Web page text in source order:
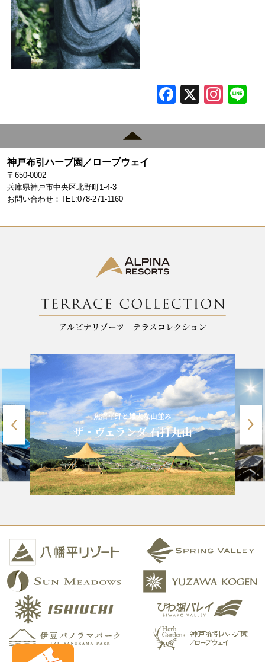
F
e
k
X In
gr
神戸布引ハーブ園／ロープウェイ
〒650-0002
兵庫県神戸市中央区北野町1-4-3
お問い合わせ：TEL:078-271-1160
魚沼平野と雄大な山並み
ザ・ヴェランダ 石打丸山